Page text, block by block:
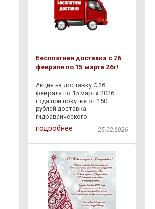
Бесплатная доставка с 26
февраля по 15 марта 26г!
Акция на доставку С 26
февраля по 15 марта 2026
года при покупке от 150
рублей доставка
гидравлического
оборудования через
"Европочту" бесплатно по
платежом на ПВЗ "Европочты"
. Заказывайте
подробнее 25.02.2026